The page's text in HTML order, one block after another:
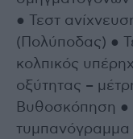
● Τεστ
(Πολύποδας) ●
κολπικός
οξύτητας –
Βυθοσκόπηση
τυμπανόγραμμα